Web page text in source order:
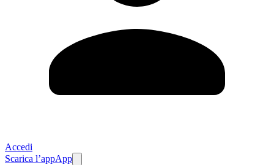
Accedi
Scarica l’appApp